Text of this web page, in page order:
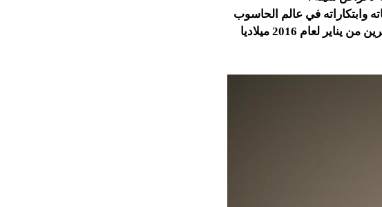
وابتكاراته في عالم الحاسوب
فقد رحل عن عالمنا العالم الامريكي مارفن مينسكي في الرابع والعشرين من يناير لعام 2016 ميلاديا